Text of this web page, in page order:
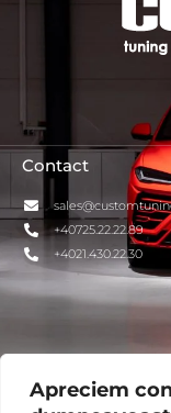
Apreciem
Contact
+40725.22.22.89
+4021.430.22.30
Vossen